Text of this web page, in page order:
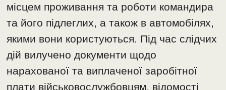
місцем проживання та роботи командира
та його підлеглих, а також в автомобілях,
якими вони користуються. Під час слідчих
дій вилучено документи щодо
нарахованої та виплаченої заробітної
плати військовослужбовцям, відомості